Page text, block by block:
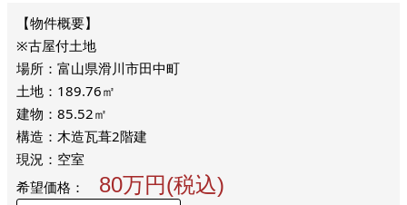
※古屋付土地
場所：富山県滑川市田中町
土地：189.76㎡
建物：85.52㎡
構造：木造瓦葺2階建
現況：空室
希望価格：
80万円(税込)